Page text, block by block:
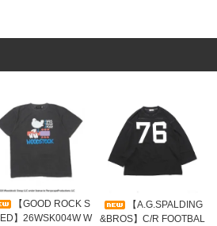
【GOOD ROCK S
】26WSK004W W
【A.G.SPALDING
&BROS】C/R FOOTBAL